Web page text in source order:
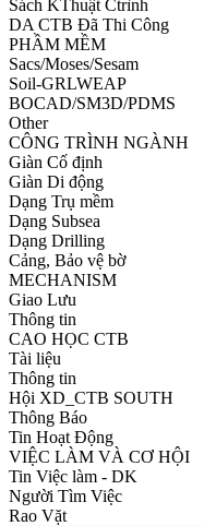
Sách KThuật Ctrình
DA CTB Đã Thi Công
PHẦM MỀM
Sacs/Moses/Sesam
Soil-GRLWEAP
BOCAD/SM3D/PDMS
Other
CÔNG TRÌNH NGÀNH
Giàn Cố định
Giàn Di động
Dạng Trụ mềm
Dạng Subsea
Dạng Drilling
Cảng, Bảo vệ bờ
MECHANISM
Giao Lưu
Thông tin
CAO HỌC CTB
Tài liệu
Thông tin
Hội XD_CTB SOUTH
Thông Báo
Tin Hoạt Động
VIỆC LÀM VÀ CƠ HỘI
Tin Việc làm - DK
Người Tìm Việc
Rao Vặt